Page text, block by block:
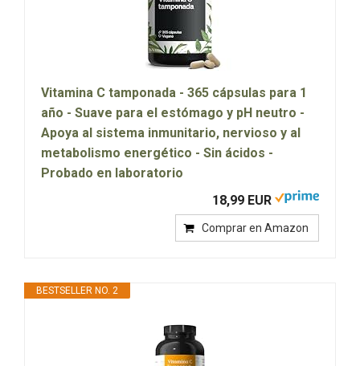
Vitamina C tamponada - 365 cápsulas para 1
año - Suave para el estómago y pH neutro -
Apoya al sistema inmunitario, nervioso y al
metabolismo energético - Sin ácidos -
Probado en laboratorio
18,99 EUR
Comprar en Amazon
BESTSELLER NO. 2